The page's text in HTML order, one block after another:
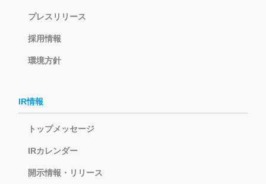
プレスリリース
採用情報
環境方針
IR情報
トップメッセージ
IRカレンダー
開示情報・リリース